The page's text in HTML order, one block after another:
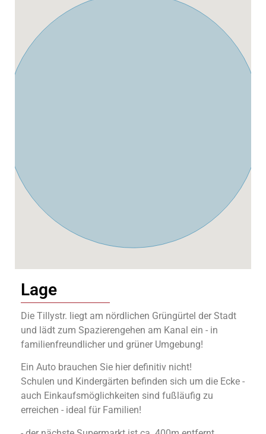
Lage
Die Tillystr. liegt am nördlichen Grüngürtel der Stadt
und lädt zum Spazierengehen am Kanal ein - in
familienfreundlicher und grüner Umgebung!
Ein Auto brauchen Sie hier definitiv nicht!
Schulen und Kindergärten befinden sich um die Ecke -
auch Einkaufsmöglichkeiten sind fußläufig zu
erreichen - ideal für Familien!